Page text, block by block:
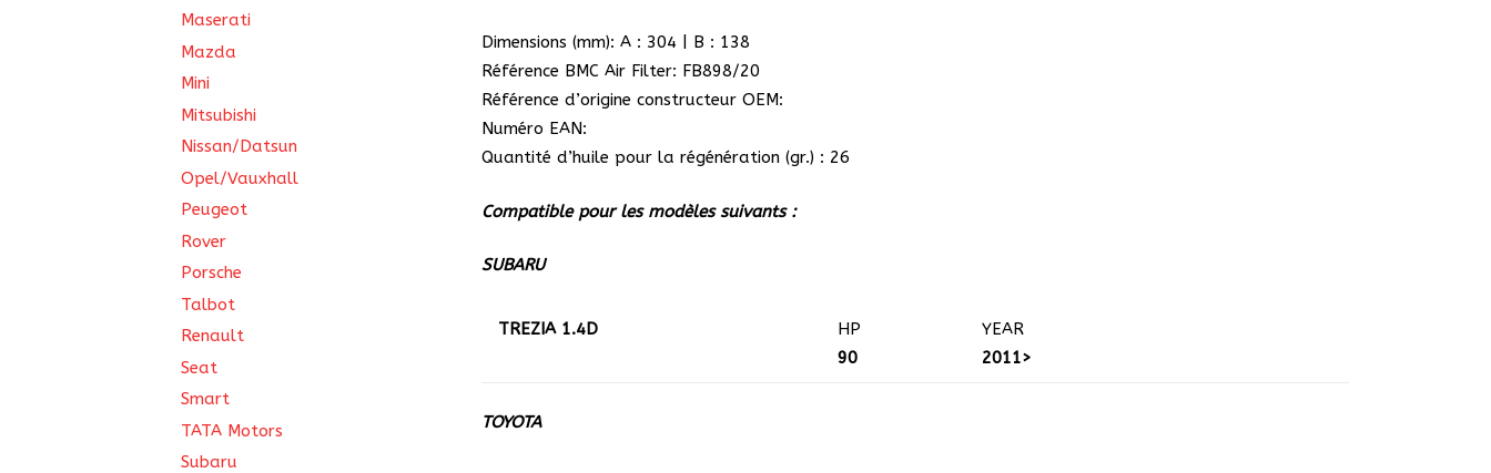
Dimensions (mm): A : 304 | B : 138
Référence BMC Air Filter: FB898/20
Référence d’origine constructeur OEM:
Numéro EAN:
Quantité d’huile pour la régénération (gr.) : 26
Compatible pour les modèles suivants :
SUBARU
TREZIA 1.4D
HP
90
YEAR
2011>
TOYOTA
Maserati
Mazda
Mini
Mitsubishi
Nissan/Datsun
Opel/Vauxhall
Peugeot
Rover
Porsche
Talbot
Renault
Seat
Smart
TATA Motors
Subaru